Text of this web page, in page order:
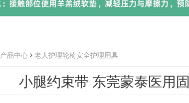
产品中心 老人护理轮椅安全护理用具
小腿约束带 东莞蒙泰医用